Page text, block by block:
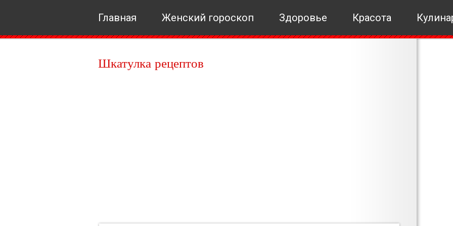
Главная Женский гороскоп Здоровье Красота
Шкатулка рецептов